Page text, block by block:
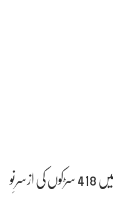
14ارب روپے کی لاگت سےکراچی میں 418 سڑکوں کی ازسرِنو